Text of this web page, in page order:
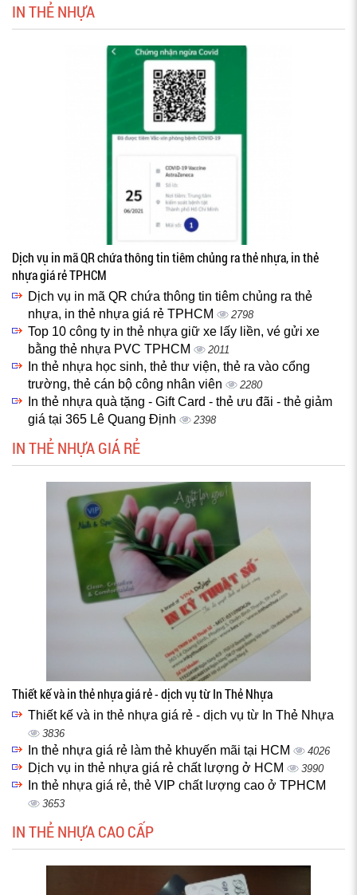
IN THẺ NHỰA
Dịch vụ in mã QR chứa thông tin tiêm chủng ra thẻ nhựa, in thẻ
nhựa giá rẻ TPHCM
Dịch vụ in mã QR chứa thông tin tiêm chủng ra thẻ
nhựa, in thẻ nhựa giá rẻ TPHCM
2798
Top 10 công ty in thẻ nhựa giữ xe lấy liền, vé gửi xe
bằng thẻ nhựa PVC TPHCM
2011
In thẻ nhựa học sinh, thẻ thư viện, thẻ ra vào cổng
trường, thẻ cán bộ công nhân viên
2280
In thẻ nhựa quà tặng - Gift Card - thẻ ưu đãi - thẻ giảm
giá tại 365 Lê Quang Định
2398
IN THẺ NHỰA GIÁ RẺ
Thiết kế và in thẻ nhựa giá rẻ - dịch vụ từ In Thẻ Nhựa
Thiết kế và in thẻ nhựa giá rẻ - dịch vụ từ In Thẻ Nhựa
3836
In thẻ nhựa giá rẻ làm thẻ khuyến mãi tại HCM 4026
Dịch vụ in thẻ nhựa giá rẻ chất lượng ở HCM 3990
In thẻ nhựa giá rẻ, thẻ VIP chất lượng cao ở TPHCM
3653
IN THẺ NHỰA CAO CẤP